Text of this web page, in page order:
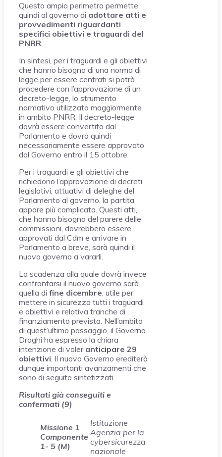
Questo ampio perimetro permette
quindi al governo di adottare atti e
provvedimenti riguardanti
specifici obiettivi e traguardi del
PNRR.
In sintesi, per i traguardi e gli obiettivi
che hanno bisogno di una norma di
legge per essere centrati si potrà
procedere con l’approvazione di un
decreto-legge, lo strumento
normativo utilizzato maggiormente
in ambito PNRR. Il decreto-legge
dovrà essere convertito dal
Parlamento e dovrà quindi
necessariamente essere approvato
dal Governo entro il 15 ottobre.
Per i traguardi e gli obiettivi che
richiedono l’approvazione di decreti
legislativi, attuativi di deleghe del
Parlamento al governo, la partita
appare più complicata. Questi atti,
che hanno bisogno del parere delle
commissioni, dovrebbero essere
approvati dal Cdm e arrivare in
Parlamento a breve, sarà quindi il
nuovo governo a vararli.
La scadenza alla quale dovrà invece
confrontarsi il nuovo governo sarà
quella di fine dicembre, utile per
mettere in sicurezza tutti i traguardi
e obiettivi e relativa tranche di
finanziamento prevista. Nell’ambito
di quest’ultimo passaggio, il Governo
Draghi ha espresso la chiara
intenzione di voler anticipare 29
obiettivi. Il nuovo Governo erediterà
dunque importanti avanzamenti che
sono di seguito sintetizzati.
Risultati già conseguiti e
confermati (9)
Missione 1
Componente
1- 5 (M)
Istituzione
Agenzia per la
cybersicurezza
nazionale